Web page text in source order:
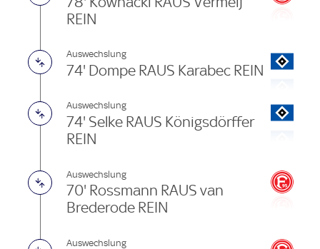
REIN
Auswechslung
74' Dompe RAUS Karabec REIN
Auswechslung
74' Selke RAUS Königsdörffer
REIN
Auswechslung
70' Rossmann RAUS van
Brederode REIN
Auswechslung